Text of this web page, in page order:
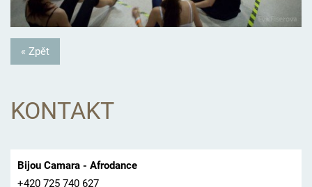
« Zpět
KONTAKT
Bijou Camara - Afrodance
+420 725 740 627